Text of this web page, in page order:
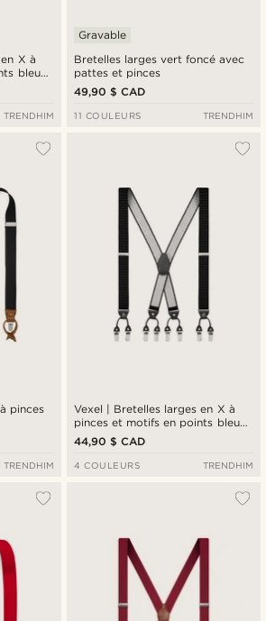
X à
bleu
TRENDHIM
Bretelles larges vert foncé avec
pattes et pinces
Gravable
49,90 $ CAD
11 COULEURS TRENDHIM
pinces
TRENDHIM
Vexel | Bretelles larges en X à
pinces et motifs en points bleu
marine
44,90 $ CAD
4 COULEURS TRENDHIM